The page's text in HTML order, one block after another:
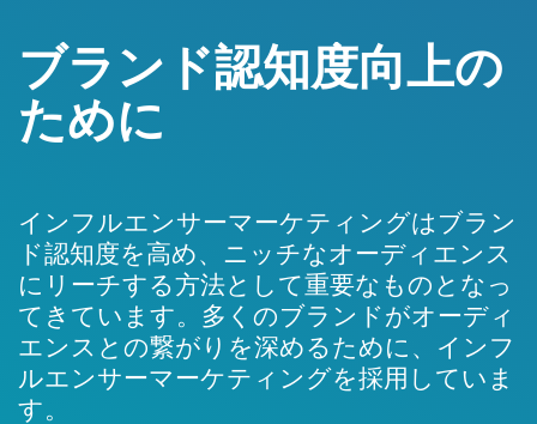
ブランド認知度向上の
ために
インフルエンサーマーケティングはブラン
ド認知度を高め、ニッチなオーディエンス
にリーチする方法として重要なものとなっ
てきています。多くのブランドがオーディ
エンスとの繋がりを深めるために、インフ
ルエンサーマーケティングを採用していま
す。